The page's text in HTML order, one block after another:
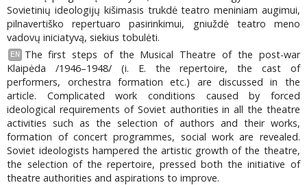
Sovietinių ideologijų kišimasis trukdė teatro meniniam augimui,
pilnavertiško repertuaro pasirinkimui, gniuždė teatro meno
vadovų iniciatyvą, siekius tobulėti.
EN
The first steps of the Musical Theatre of the post-war
Klaipėda /1946–1948/ (i. E. the repertoire, the cast of
performers, orchestra formation etc.) are discussed in the
article. Complicated work conditions caused by forced
ideological requirements of Soviet authorities in all the theatre
activities such as the selection of authors and their works,
formation of concert programmes, social work are revealed.
Soviet ideologists hampered the artistic growth of the theatre,
the selection of the repertoire, pressed both the initiative of
theatre authorities and aspirations to improve.